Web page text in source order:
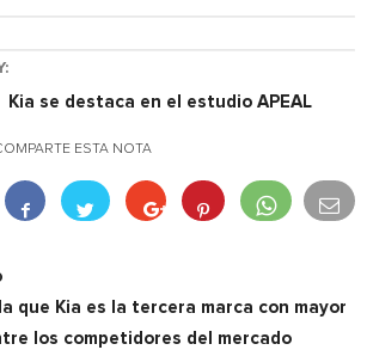
ESTA NOTA
Kia se destaca en el estudio APEAL
que Kia es la tercera marca con mayor
los competidores del mercado